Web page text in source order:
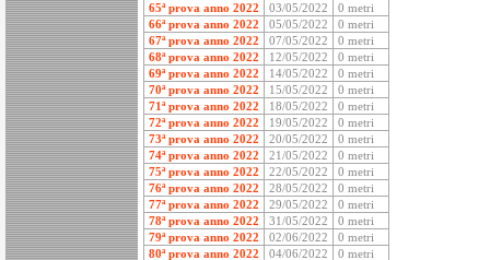
65ª prova anno 2022
03/05/2022
0 metri
66ª prova anno 2022
05/05/2022
0 metri
67ª prova anno 2022
07/05/2022
0 metri
68ª prova anno 2022
12/05/2022
0 metri
69ª prova anno 2022
14/05/2022
0 metri
70ª prova anno 2022
15/05/2022
0 metri
71ª prova anno 2022
18/05/2022
0 metri
72ª prova anno 2022
19/05/2022
0 metri
73ª prova anno 2022
20/05/2022
0 metri
74ª prova anno 2022
21/05/2022
0 metri
75ª prova anno 2022
22/05/2022
0 metri
76ª prova anno 2022
28/05/2022
0 metri
77ª prova anno 2022
29/05/2022
0 metri
78ª prova anno 2022
31/05/2022
0 metri
79ª prova anno 2022
02/06/2022
0 metri
80ª prova anno 2022
04/06/2022
0 metri